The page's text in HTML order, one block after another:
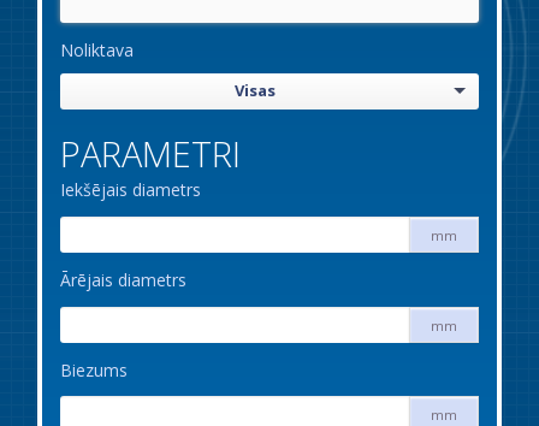
Noliktava
Visas
PARAMETRI
Iekšējais diametrs
mm
Ārējais diametrs
mm
Biezums
mm